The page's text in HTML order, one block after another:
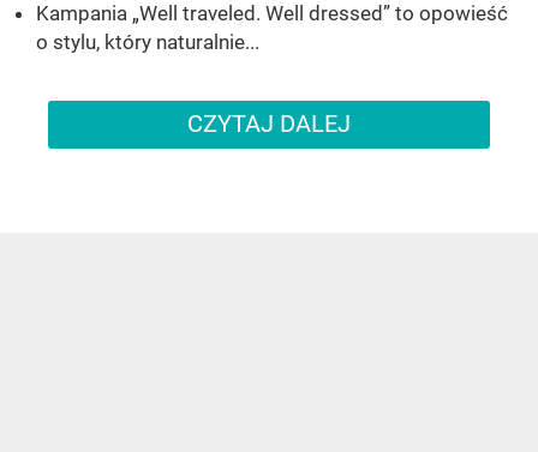
Kampania „Well traveled. Well dressed” to opowieść
o stylu, który naturalnie...
CZYTAJ DALEJ